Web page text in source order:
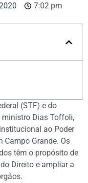
7:02 pm
(STF) e do
ministro Dias Toffoli,
ao Poder
Campo Grande. Os
têm o propósito de
Direito e ampliar a